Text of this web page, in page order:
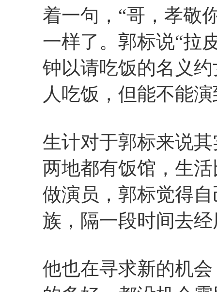
着一句，“哥，孝敬
一样了。郭标说“拉
钟以请吃饭的名义
人吃饭，但能不能
生计对于郭标来说
两地都有饭馆，生
做演员，郭标觉得
族，隔一段时间去
他也在寻求新的机